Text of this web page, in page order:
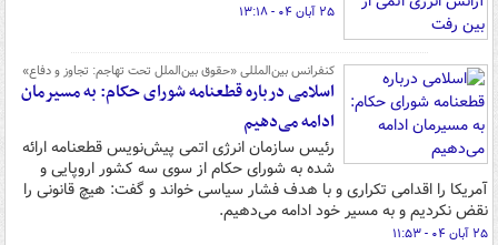
۲۵ آبان ۰۴ - ۱۳:۱۸
کنفرانس بین‌المللی «حقوق بین‌الملل تحت تهاجم: تجاوز و دفاع»
اسلامی درباره قطعنامه شورای حکام: به مسیرمان
ادامه می‌دهیم
رئیس سازمان انرژی اتمی پیش‌نویس قطعنامه ارائه
شده به شورای حکام از سوی سه کشور اروپایی و
آمریکا را اقدامی تکراری و با هدف فشار سیاسی خواند و گفت: هیچ قانونی را
نقض نکردیم و به مسیر خود ادامه می‌دهیم.
۲۵ آبان ۰۴ - ۱۱:۵۳